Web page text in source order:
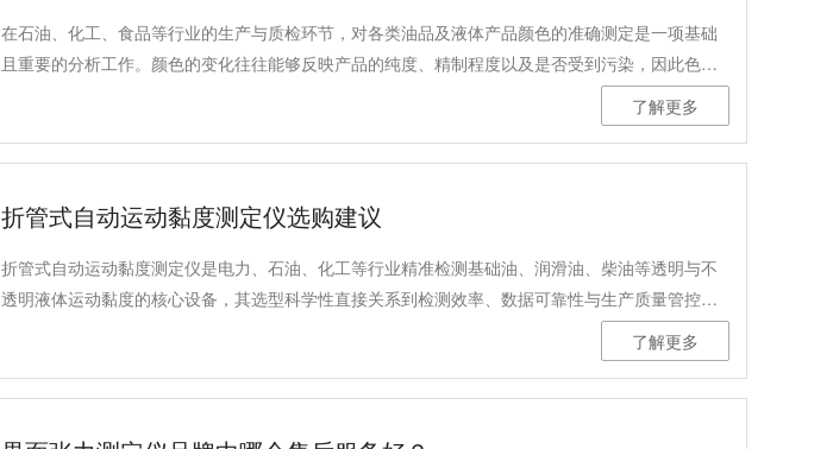
在石油、化工、食品等行业的生产与质检环节，对各类油品及液体产品颜色的准确测定是一项基础
且重要的分析工作。颜色的变化往往能够反映产品的纯度、精制程度以及是否受到污染，因此色度
测定是许多企业进行质量监控的常规项目之一。市场上提供色度测定仪器的厂家不少，用户在选择
时往往关注仪器的可靠性、操作的简便性以及结果的可信赖度。那么，如何判断一款石油产品色度
了解更多
折管式自动运动黏度测定仪选购建议
折管式自动运动黏度测定仪是电力、石油、化工等行业精准检测基础油、润滑油、柴油等透明与不
透明液体运动黏度的核心设备，其选型科学性直接关系到检测效率、数据可靠性与生产质量管控成
效。得利特A1014D折管式自动运动黏度测定仪凭借全流程自动化操作、高精度控温等优势，可精准
覆盖3-3000cSt宽测试范围，符合NB/SH/T0956、ASTM D7279、DB34/T 4147等多项标准要求，
了解更多